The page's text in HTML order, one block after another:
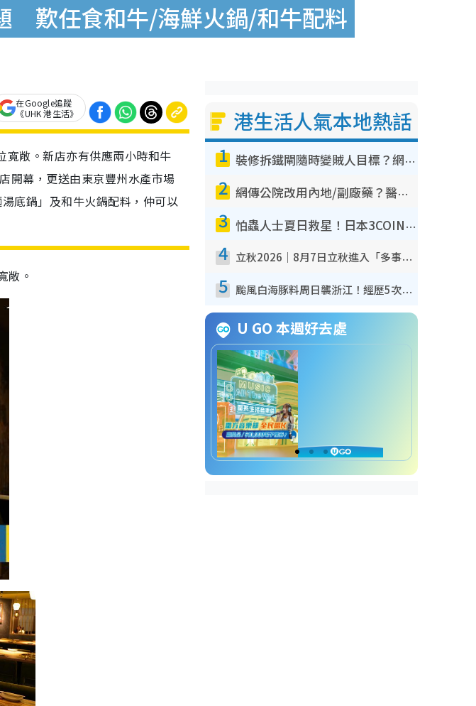
歎任食和牛/海鮮火鍋/和牛配料
在Google追蹤
《UHK 港生活》
寬敞。新店亦有供應兩小時和牛
開幕，更送由東京豐州水產市場
底鍋」及和牛火鍋配料，仲可以
敞。
港生活人氣本地熱話
1 裝修拆鐵閘隨時變賊人目標？網民揭2大關鍵用途：裝新式等於白裝？附新舊鐵閘分別
2 網傳公院改用內地/副廠藥？醫生拆解正副廠分別 揭4類人換藥隨時出事
3 怕蟲人士夏日救星！日本3COINS爆紅驅蟲神器$45起 1招「全程免觸碰」輕鬆搞定小強
4 立秋2026｜8月7日立秋進入「多事之秋」 3件事唔做得！專家教6招開運 清枱頭／銀包納氣接好運
5 颱風白海豚料周日襲浙江！經歷5次「眼牆置換」極罕見 成登陸內地最長途颱風
U GO 本週好去處